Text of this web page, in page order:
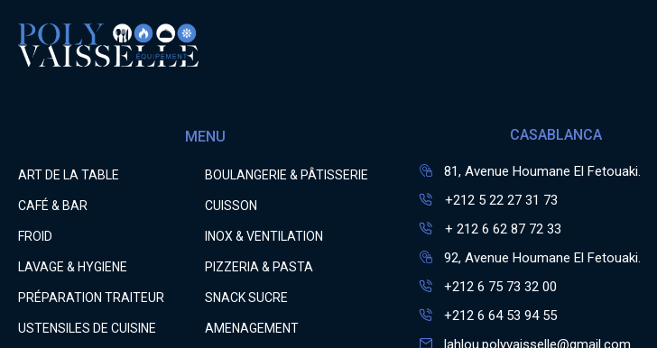
MENU
ART DE LA TABLE BOULANGERIE & PÂTISSERIE
CAFÉ & BAR CUISSON
FROID INOX & VENTILATION
LAVAGE & HYGIENE PIZZERIA & PASTA
PRÉPARATION TRAITEUR SNACK SUCRE
USTENSILES DE CUISINE AMENAGEMENT
CASABLANCA
81, Avenue Houmane El Fetouaki.
+212 5 22 27 31 73
+ 212 6 62 87 72 33
92, Avenue Houmane El Fetouaki.
+212 6 75 73 32 00
+212 6 64 53 94 55
lahlou.polyvaisselle@gmail.com